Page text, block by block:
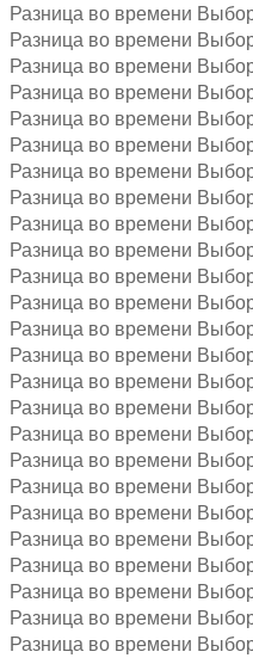
Разница во времени
Разница во времени
Разница во времени
Разница во времени
Разница во времени
Разница во времени
Разница во времени
Разница во времени
Разница во времени
Разница во времени
Разница во времени
Разница во времени
Разница во времени
Разница во времени
Разница во времени
Разница во времени
Разница во времени
Разница во времени
Разница во времени
Разница во времени
Разница во времени
Разница во времени
Разница во времени
Разница во времени
Разница во времени